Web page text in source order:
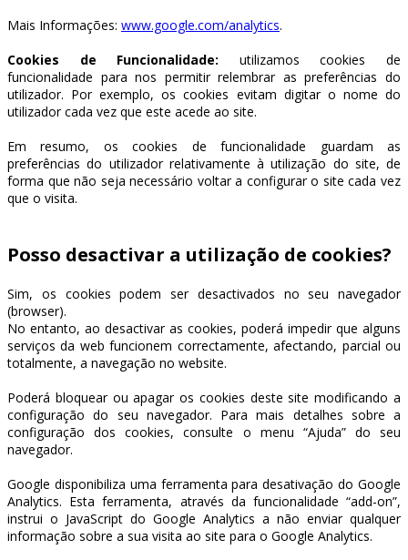
Mais Informações: www.google.com/analytics.
Cookies de Funcionalidade: utilizamos cookies de
funcionalidade para nos permitir relembrar as preferências do
utilizador. Por exemplo, os cookies evitam digitar o nome do
utilizador cada vez que este acede ao site.
Em resumo, os cookies de funcionalidade guardam as
preferências do utilizador relativamente à utilização do site, de
forma que não seja necessário voltar a configurar o site cada vez
que o visita.
Posso desactivar a utilização de cookies?
Sim, os cookies podem ser desactivados no seu navegador
(browser).
No entanto, ao desactivar as cookies, poderá impedir que alguns
serviços da web funcionem correctamente, afectando, parcial ou
totalmente, a navegação no website.
Poderá bloquear ou apagar os cookies deste site modificando a
configuração do seu navegador. Para mais detalhes sobre a
configuração dos cookies, consulte o menu “Ajuda” do seu
navegador.
Google disponibiliza uma ferramenta para desativação do Google
Analytics. Esta ferramenta, através da funcionalidade “add-on”,
instrui o JavaScript do Google Analytics a não enviar qualquer
informação sobre a sua visita ao site para o Google Analytics.